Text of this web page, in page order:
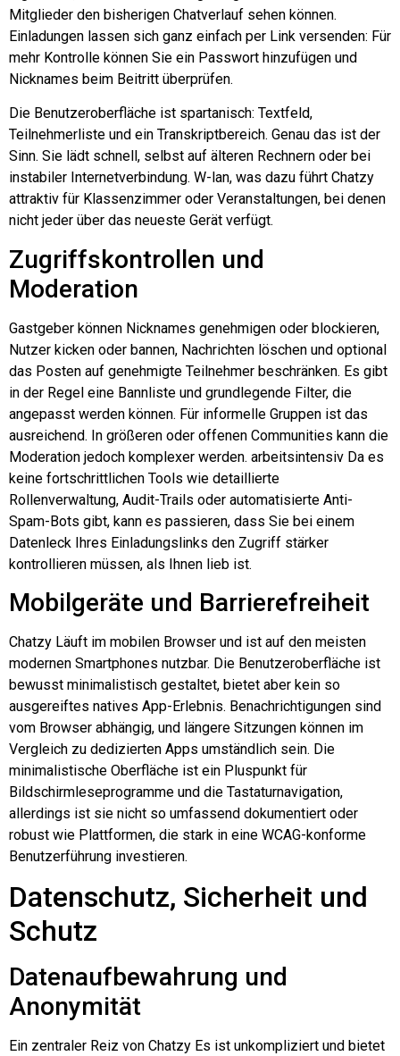
Mitglieder den bisherigen Chatverlauf sehen können.
Einladungen lassen sich ganz einfach per Link versenden: Für
mehr Kontrolle können Sie ein Passwort hinzufügen und
Nicknames beim Beitritt überprüfen.
Die Benutzeroberfläche ist spartanisch: Textfeld,
Teilnehmerliste und ein Transkriptbereich. Genau das ist der
Sinn. Sie lädt schnell, selbst auf älteren Rechnern oder bei
instabiler Internetverbindung. W-lan, was dazu führt Chatzy
attraktiv für Klassenzimmer oder Veranstaltungen, bei denen
nicht jeder über das neueste Gerät verfügt.
Zugriffskontrollen und
Moderation
Gastgeber können Nicknames genehmigen oder blockieren,
Nutzer kicken oder bannen, Nachrichten löschen und optional
das Posten auf genehmigte Teilnehmer beschränken. Es gibt
in der Regel eine Bannliste und grundlegende Filter, die
angepasst werden können. Für informelle Gruppen ist das
ausreichend. In größeren oder offenen Communities kann die
Moderation jedoch komplexer werden. arbeitsintensiv Da es
keine fortschrittlichen Tools wie detaillierte
Rollenverwaltung, Audit-Trails oder automatisierte Anti-
Spam-Bots gibt, kann es passieren, dass Sie bei einem
Datenleck Ihres Einladungslinks den Zugriff stärker
kontrollieren müssen, als Ihnen lieb ist.
Mobilgeräte und Barrierefreiheit
Chatzy Läuft im mobilen Browser und ist auf den meisten
modernen Smartphones nutzbar. Die Benutzeroberfläche ist
bewusst minimalistisch gestaltet, bietet aber kein so
ausgereiftes natives App-Erlebnis. Benachrichtigungen sind
vom Browser abhängig, und längere Sitzungen können im
Vergleich zu dedizierten Apps umständlich sein. Die
minimalistische Oberfläche ist ein Pluspunkt für
Bildschirmleseprogramme und die Tastaturnavigation,
allerdings ist sie nicht so umfassend dokumentiert oder
robust wie Plattformen, die stark in eine WCAG-konforme
Benutzerführung investieren.
Datenschutz, Sicherheit und
Schutz
Datenaufbewahrung und
Anonymität
Ein zentraler Reiz von Chatzy Es ist unkompliziert und bietet